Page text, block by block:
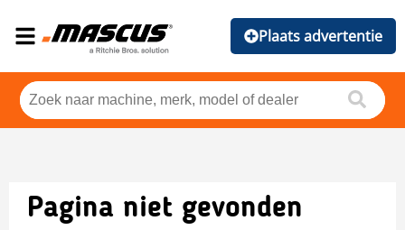
Plaats advertentie
Pagina niet gevonden